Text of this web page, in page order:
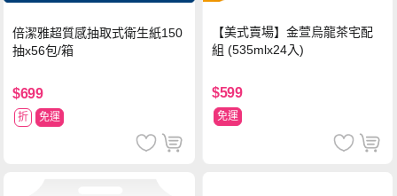
倍潔雅超質感抽取式衛生紙150
抽x56包/箱
$699
折 免運
【美式賣場】金萱烏龍茶宅配
組 (535mlx24入)
$599
免運